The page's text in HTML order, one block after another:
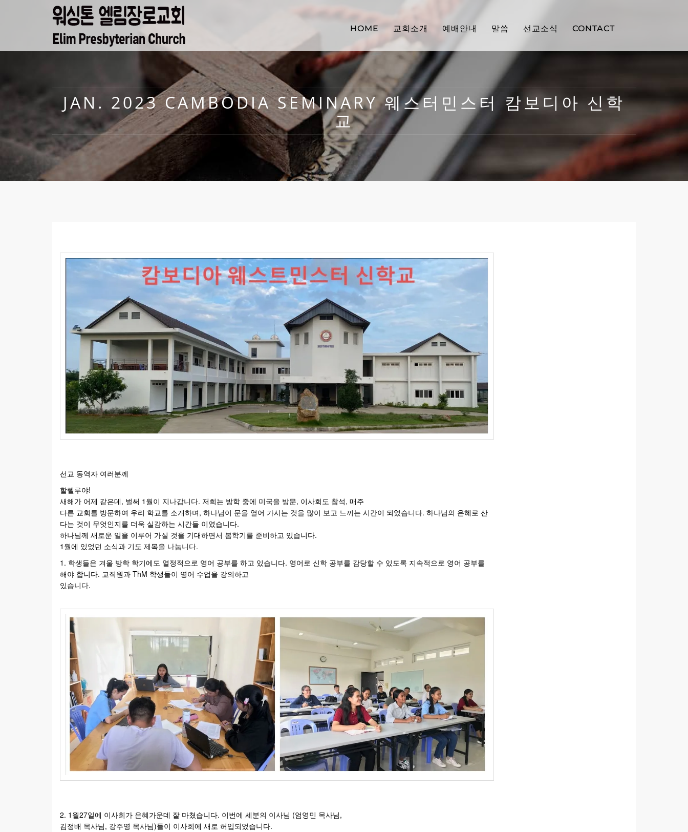
HOME 교회소개 예배안내 말씀 선교소식 CONTACT
JAN. 2023 CAMBODIA SEMINARY 웨스터민스터 캄보디아 신학
교
선교 동역자 여러분께
할렐루야!
새해가 어제 같은데, 벌써 1월이 지나갑니다. 저희는 방학 중에 미국을 방문, 이사회도 참석, 매주
다른 교회를 방문하여 우리 학교를 소개하며, 하나님이 문을 열어 가시는 것을 많이 보고 느끼는 시간이 되었습니다. 하나님의 은혜로 산
다는 것이 무엇인지를 더욱 실감하는 시간들 이였습니다.
하나님께 새로운 일을 이루어 가실 것을 기대하면서 봄학기를 준비하고 있습니다.
1월에 있었던 소식과 기도 제목을 나눕니다.
1. 학생들은 겨울 방학 학기에도 열정적으로 영어 공부를 하고 있습니다. 영어로 신학 공부를 감당할 수 있도록 지속적으로 영어 공부를
해야 합니다. 교직원과 ThM 학생들이 영어 수업을 강의하고
있습니다.
2. 1월27일에 이사회가 은혜가운데 잘 마쳤습니다. 이번에 세분의 이사님 (엄영민 목사님,
김정배 목사님, 강주영 목사님)들이 이사회에 새로 허입되었습니다.